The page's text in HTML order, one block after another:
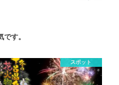
す。
スポット